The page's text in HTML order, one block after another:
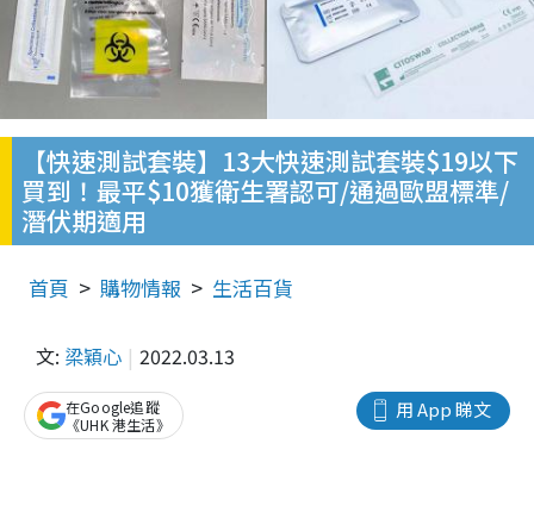
【快速測試套裝】13大快速測試套裝$19以下
買到！最平$10獲衛生署認可/通過歐盟標準/
潛伏期適用
首頁 購物情報 生活百貨
文: 梁穎心 2022.03.13
用 App 睇文
在Google追蹤
《UHK 港生活》